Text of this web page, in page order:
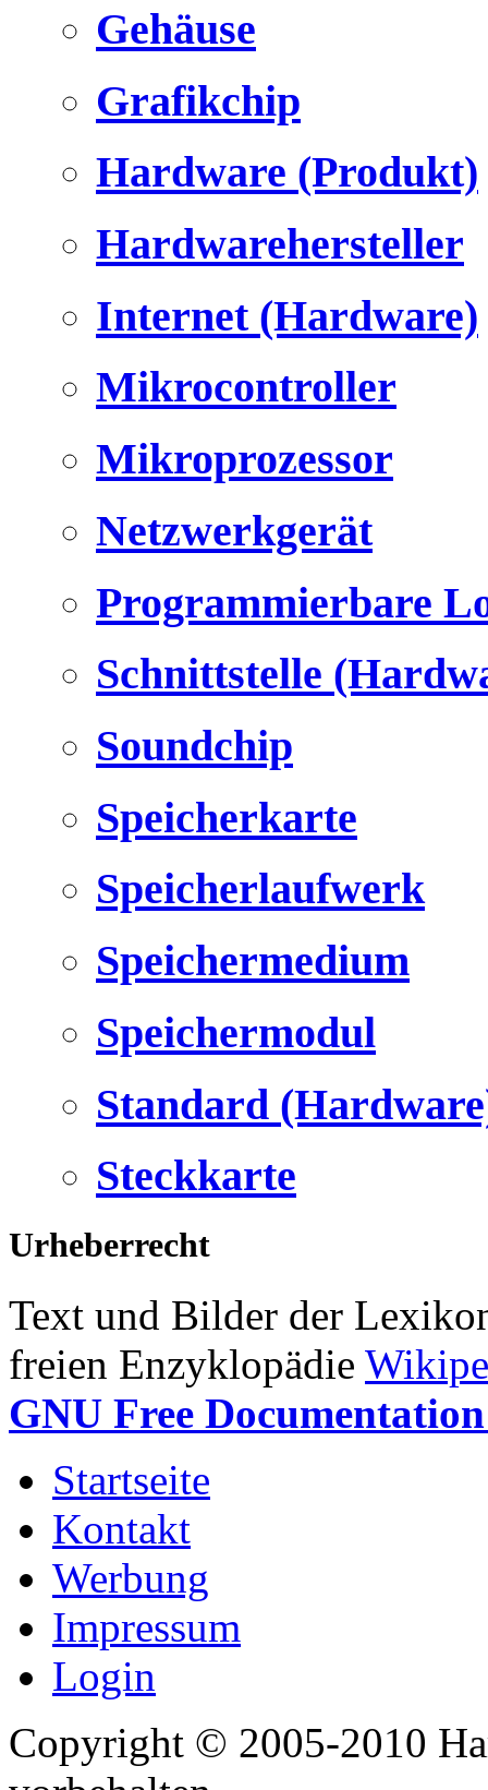
Gehäuse
Grafikchip
Hardware (Produkt)
Hardwarehersteller
Internet (Hardware)
Mikrocontroller
Mikroprozessor
Netzwerkgerät
Programmierbare
Schnittstelle
Soundchip
Speicherkarte
Speicherlaufwerk
Speichermedium
Speichermodul
Standard
Steckkarte
Urheberrecht
Text und Bilder der
freien Enzyklopädie
GNU Free
Startseite
Kontakt
Werbung
Impressum
Login
Copyright © 2005-2010